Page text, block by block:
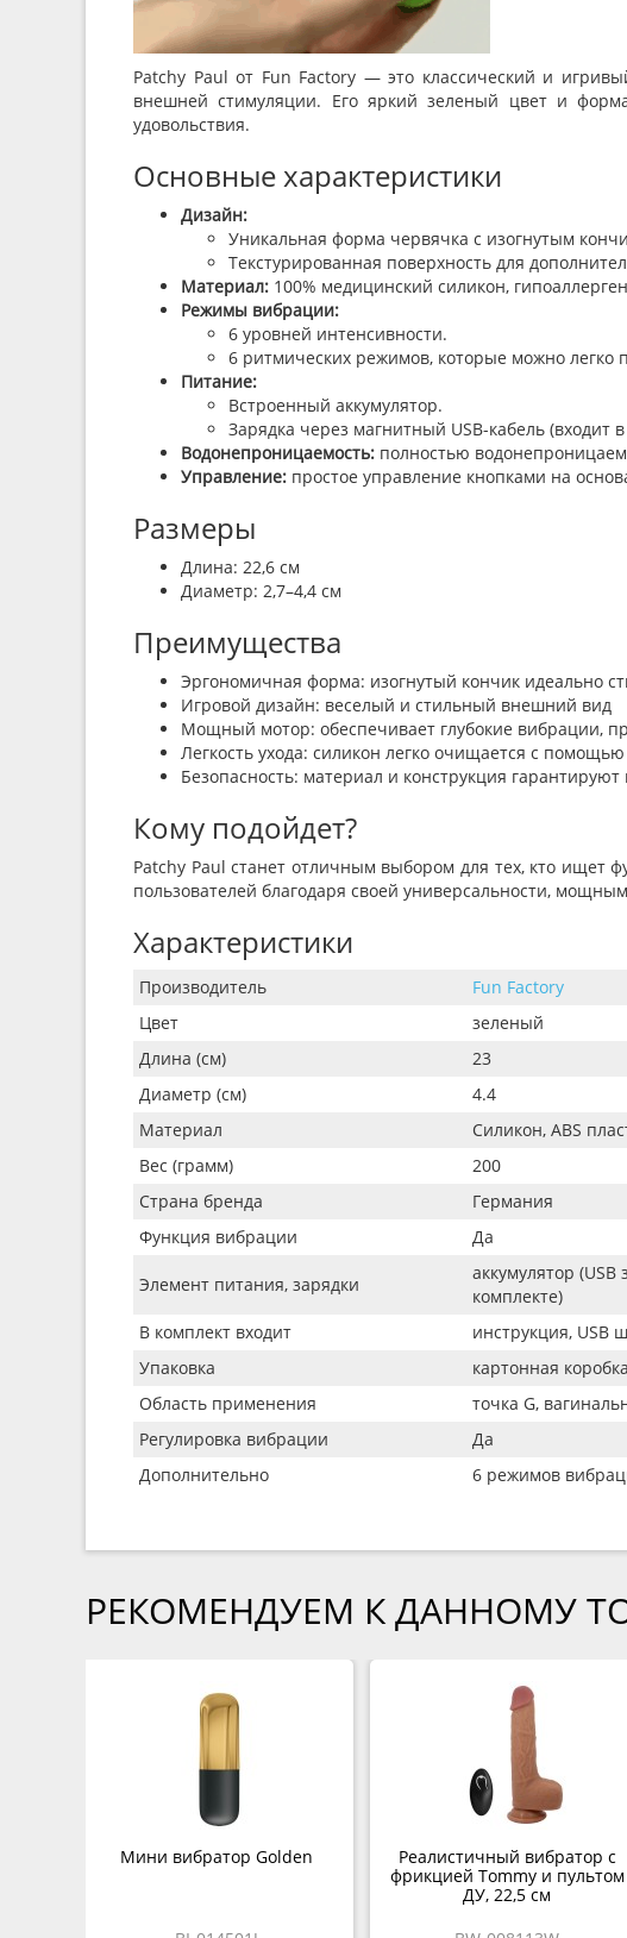
Patchy Paul от Fun Factory — это классический и
внешней стимуляции. Его яркий зеленый цвет и
удовольствия.
Основные характеристики
Дизайн:
Уникальная форма червячка с изогнутым
Текстурированная поверхность для
Материал: 100% медицинский силикон,
Режимы вибрации:
6 уровней интенсивности.
6 ритмических режимов, которые можно легко
Питание:
Встроенный аккумулятор.
Зарядка через магнитный USB-кабель (входит
Водонепроницаемость: полностью
Управление: простое управление кнопками на
Размеры
Длина: 22,6 см
Диаметр: 2,7–4,4 см
Преимущества
Эргономичная форма: изогнутый кончик идеально
Игровой дизайн: веселый и стильный внешний вид
Мощный мотор: обеспечивает глубокие вибрации,
Легкость ухода: силикон легко очищается с
Безопасность: материал и конструкция
Кому подойдет?
Patchy Paul станет отличным выбором для тех, кто ищет
пользователей благодаря своей универсальности,
Характеристики
Производитель
Fun Factory
Цвет
зеленый
Длина (см)
23
Диаметр (см)
4.4
Материал
Силикон, ABS
Вес (грамм)
200
Страна бренда
Германия
Функция вибрации
Да
Элемент питания, зарядки
аккумулятор (USB
комплекте)
В комплект входит
инструкция, USB
Упаковка
картонная коробка
Область применения
точка G,
Регулировка вибрации
Да
Дополнительно
6 режимов
РЕКОМЕНДУЕМ К ДАННОМУ
Мини вибратор Golden
Реалистичный вибратор с
фрикцией Tommy и пультом
ДУ, 22,5 см